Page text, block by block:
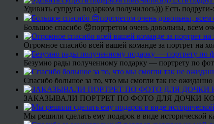
Удивить супруга подарком получилось))) Есть
Большое спасибо 😍портретом очень довольны, всем
Огромное спасибо всей вашей команде за портрет на
Безумно рады полученному подарку — портрету по
Спасибо большое за то, что мы смогли так не
ЗАКАЗЫВАЛИ ПОРТРЕТ ПО ФОТО ДЛЯ ДОЧКИ
Мы решили сделать ему подарок в виде